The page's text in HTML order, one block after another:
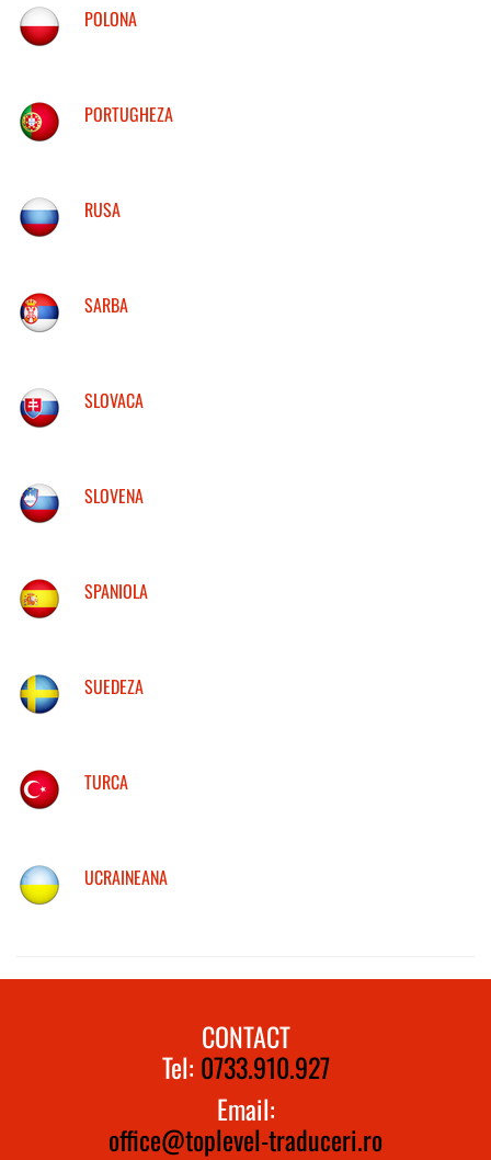
POLONA
PORTUGHEZA
RUSA
SARBA
SLOVACA
SLOVENA
SPANIOLA
SUEDEZA
TURCA
UCRAINEANA
CONTACT
Tel: 0733.910.927
Email:
office@toplevel-traduceri.ro